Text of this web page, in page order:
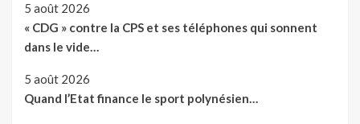
5 août 2026
« CDG » contre la CPS et ses téléphones qui sonnent
dans le vide…
5 août 2026
Quand l’Etat finance le sport polynésien…